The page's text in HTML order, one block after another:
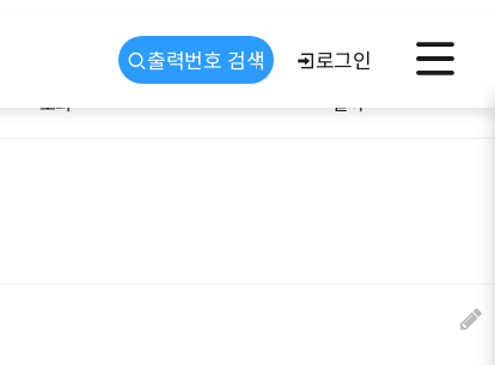
출력번호 검색 로그인
조회 날짜